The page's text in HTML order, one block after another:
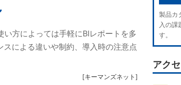
方によっては手軽にBIレポートを多
による違いや制約、導入時の注意点
[キーマンズネット ]
製品カ
入の課
す。
アク